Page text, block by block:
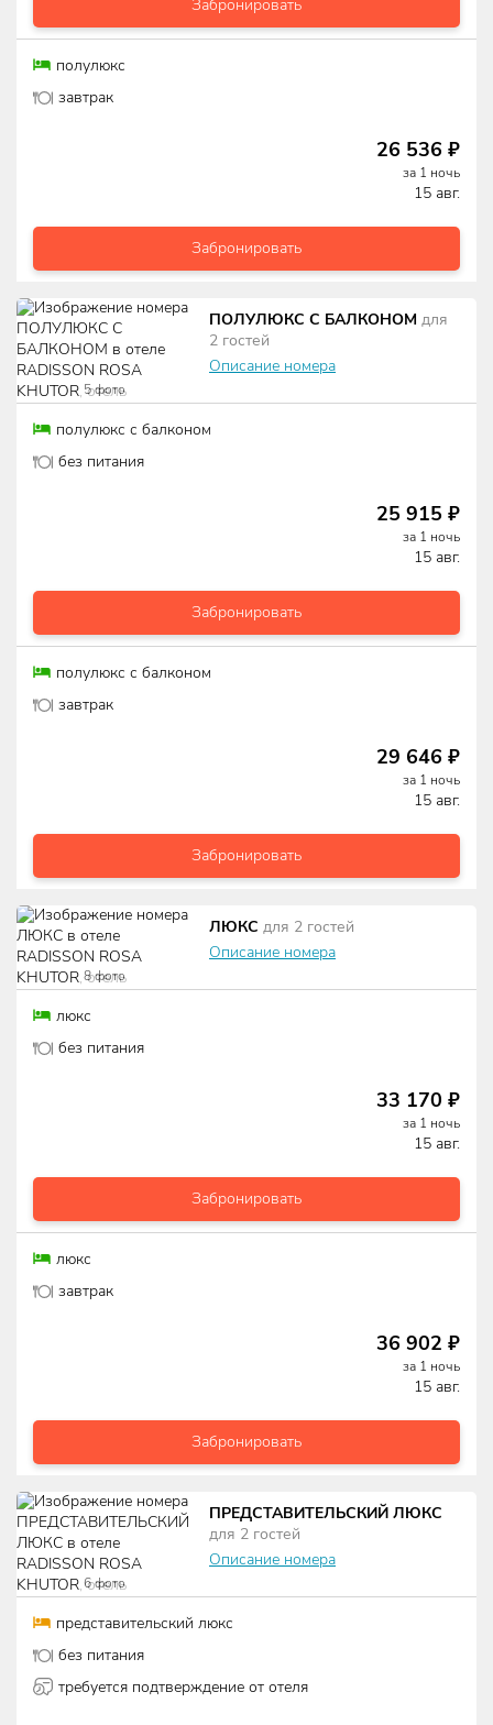
Забронировать
полулюкс
завтрак
26 536 ₽
за 1 ночь
15 авг.
Забронировать
5фото
ПОЛУЛЮКС С БАЛКОНОМ для
2 гостей
Описание номера
полулюкс с балконом
без питания
25 915 ₽
за 1 ночь
15 авг.
Забронировать
полулюкс с балконом
завтрак
29 646 ₽
за 1 ночь
15 авг.
Забронировать
8фото
ЛЮКС для 2 гостей
Описание номера
люкс
без питания
33 170 ₽
за 1 ночь
15 авг.
Забронировать
люкс
завтрак
36 902 ₽
за 1 ночь
15 авг.
Забронировать
6фото
ПРЕДСТАВИТЕЛЬСКИЙ ЛЮКС
для 2 гостей
Описание номера
представительский люкс
без питания
требуется подтверждение от отеля